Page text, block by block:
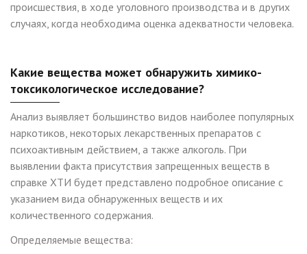
происшествия, в ходе уголовного производства и в других
случаях, когда необходима оценка адекватности человека.
Какие вещества может обнаружить химико-
токсикологическое исследование?
Анализ выявляет большинство видов наиболее популярных
наркотиков, некоторых лекарственных препаратов с
психоактивным действием, а также алкоголь. При
выявлении факта присутствия запрещенных веществ в
справке ХТИ будет представлено подробное описание с
указанием вида обнаруженных веществ и их
количественного содержания.
Определяемые вещества: